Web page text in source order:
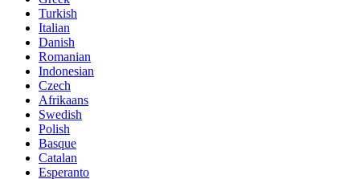
Turkish
Italian
Danish
Romanian
Indonesian
Czech
Afrikaans
Swedish
Polish
Basque
Catalan
Esperanto